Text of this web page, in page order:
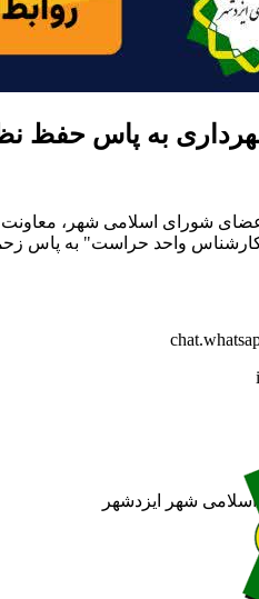
به پاس حفظ
شورای اسلامی شهر،
کارشناس واحد حراست" به پاس
شهر ایزدشهر